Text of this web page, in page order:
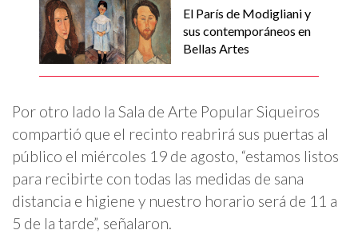
El París de Modigliani y
sus contemporáneos en
Bellas Artes
Por otro lado la Sala de Arte Popular Siqueiros
compartió que el recinto reabrirá sus puertas al
público el miércoles 19 de agosto, “estamos listos
para recibirte con todas las medidas de sana
distancia e higiene y nuestro horario será de 11 a
5 de la tarde”, señalaron.